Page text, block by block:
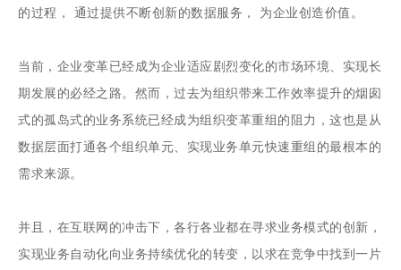
400-0011-866
的过程， 通过提供不断创新的数据服务， 为企业创造价值。
当前，企业变革已经成为企业适应剧烈变化的市场环境、实现长
期发展的必经之路。然而，过去为组织带来工作效率提升的烟囱
式的孤岛式的业务系统已经成为组织变革重组的阻力，这也是从
数据层面打通各个组织单元、实现业务单元快速重组的最根本的
需求来源。
并且，在互联网的冲击下，各行各业都在寻求业务模式的创新，
实现业务自动化向业务持续优化的转变，以求在竞争中找到一片